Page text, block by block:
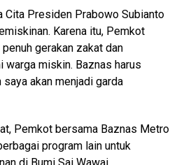
Cita Presiden Prabowo Subianto
Karena itu, Pemkot
gerakan zakat dan
warga miskin. Baznas harus
akan menjadi garda
Pemkot bersama Baznas Metro
program lain untuk